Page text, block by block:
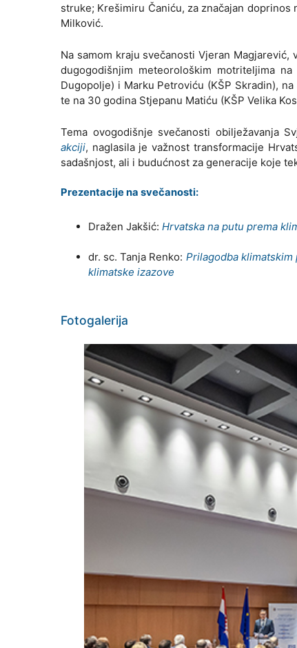
struke; Krešimiru Čaniću, za značajan
Milković.
Na samom kraju svečanosti Vjeran
dugogodišnjim meteorološkim motriteljima
Dugopolje) i Marku Petroviću (KŠP Skradin),
te na 30 godina Stjepanu Matiću (KŠP Velika
Tema ovogodišnje svečanosti obilježavanja
akciji, naglasila je važnost transformacije
sadašnjost, ali i budućnost za generacije koje
Prezentacije na svečanosti:
Dražen Jakšić: Hrvatska na putu prema
dr. sc. Tanja Renko: Prilagodba
klimatske izazove
Fotogalerija